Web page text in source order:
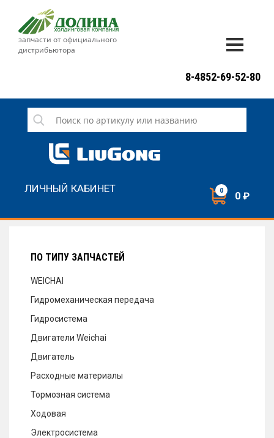
запчасти от официального
дистрибьютора
СЕРВИС
НОВОСТИ
8-4852-69-52-80
ЛИЧНЫЙ КАБИНЕТ 0 0 ₽
ПО ТИПУ ЗАПЧАСТЕЙ
WEICHAI
Гидромеханическая передача
Гидросистема
Двигатели Weichai
Двигатель
Расходные материалы
Тормозная система
Ходовая
Электросистема